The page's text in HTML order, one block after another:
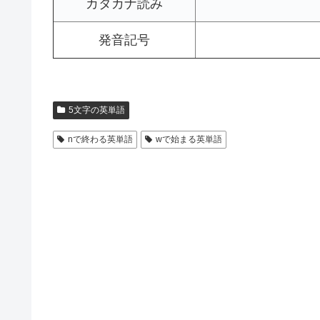
カタカナ読み
発音記号
5文字の英単語
nで終わる英単語 wで始まる英単語